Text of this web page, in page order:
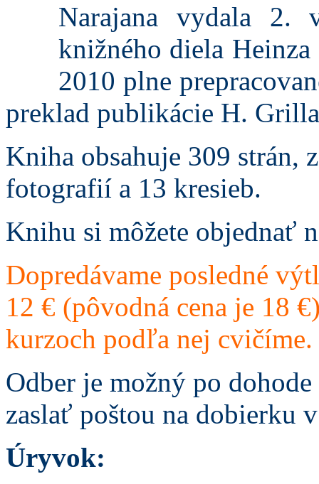
Narajana vydala 2.
knižného diela
2010 plne
preklad publikácie H.
Kniha obsahuje 309 strán,
fotografií a 13 kresieb.
Knihu si môžete objednať
Dopredávame posledné
12 € (pôvodná cena je 18
kurzoch podľa nej cvičíme.
Odber je možný po
zaslať poštou na dobierku
Úryvok: